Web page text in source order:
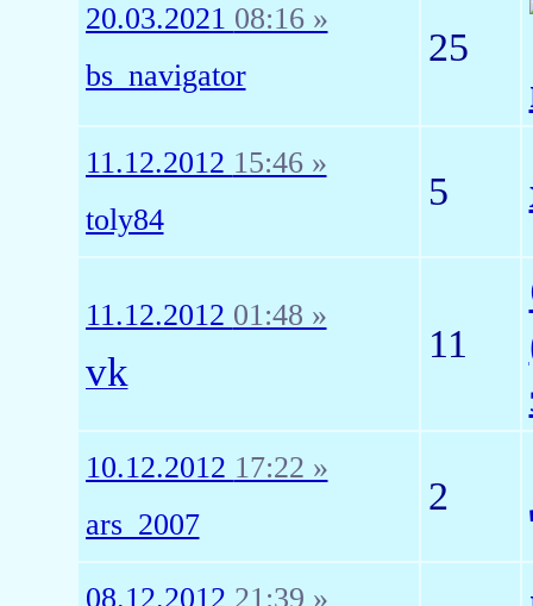
20.03.2021 08:16 »
bs_navigator
25
11.12.2012 15:46 »
toly84
5
11.12.2012 01:48 »
vk
11
10.12.2012 17:22 »
ars_2007
2
08.12.2012 21:39 »